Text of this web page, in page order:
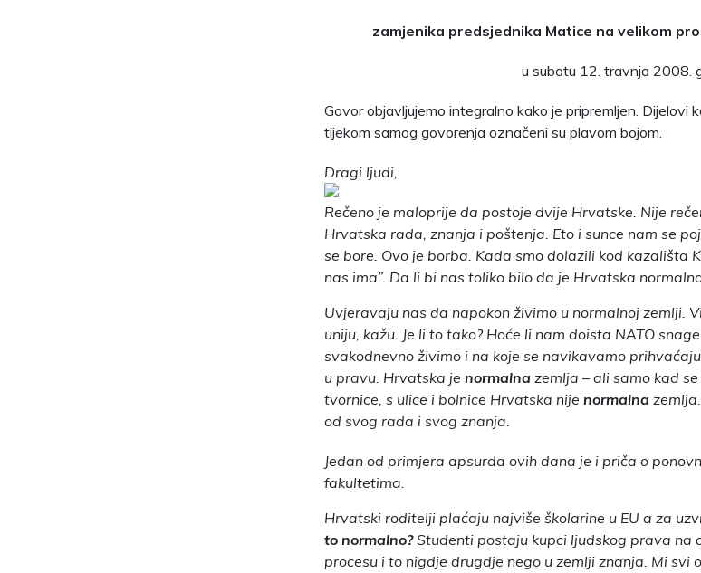
zamjenika predsjednika Matice na velikom
u subotu 12. travnja 2008.
Govor objavljujemo integralno kako je pripremljen. Dijelovi
tijekom samog govorenja označeni su plavom bojom.
Dragi ljudi,
Rečeno je maloprije da postoje dvije Hrvatske. Nije
Hrvatska rada, znanja i poštenja. Eto i sunce nam se
se bore. Ovo je borba. Kada smo dolazili kod kazališta
nas ima”. Da li bi nas toliko bilo da je Hrvatska
Uvjeravaju nas da napokon živimo u normalnoj zemlji.
uniju, kažu. Je li to tako? Hoće li nam doista NATO
svakodnevno živimo i na koje se navikavamo
u pravu. Hrvatska je normalna zemlja – ali samo kad
tvornice, s ulice i bolnice Hrvatska nije normalna zemlja.
od svog rada i svog znanja.
Jedan od primjera apsurda ovih dana je i priča o
fakultetima.
Hrvatski roditelji plaćaju najviše školarine u EU a za
to normalno?Studenti postaju kupci ljudskog prava na
procesu i to nigdje drugdje nego u zemlji znanja. Mi svi